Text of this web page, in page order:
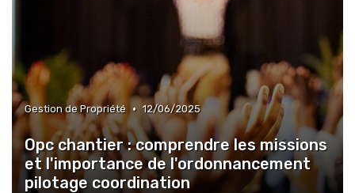
Gestion de Propriété • 12/06/2025
Opc chantier : comprendre les missions
et l'importance de l'ordonnancement
pilotage coordination